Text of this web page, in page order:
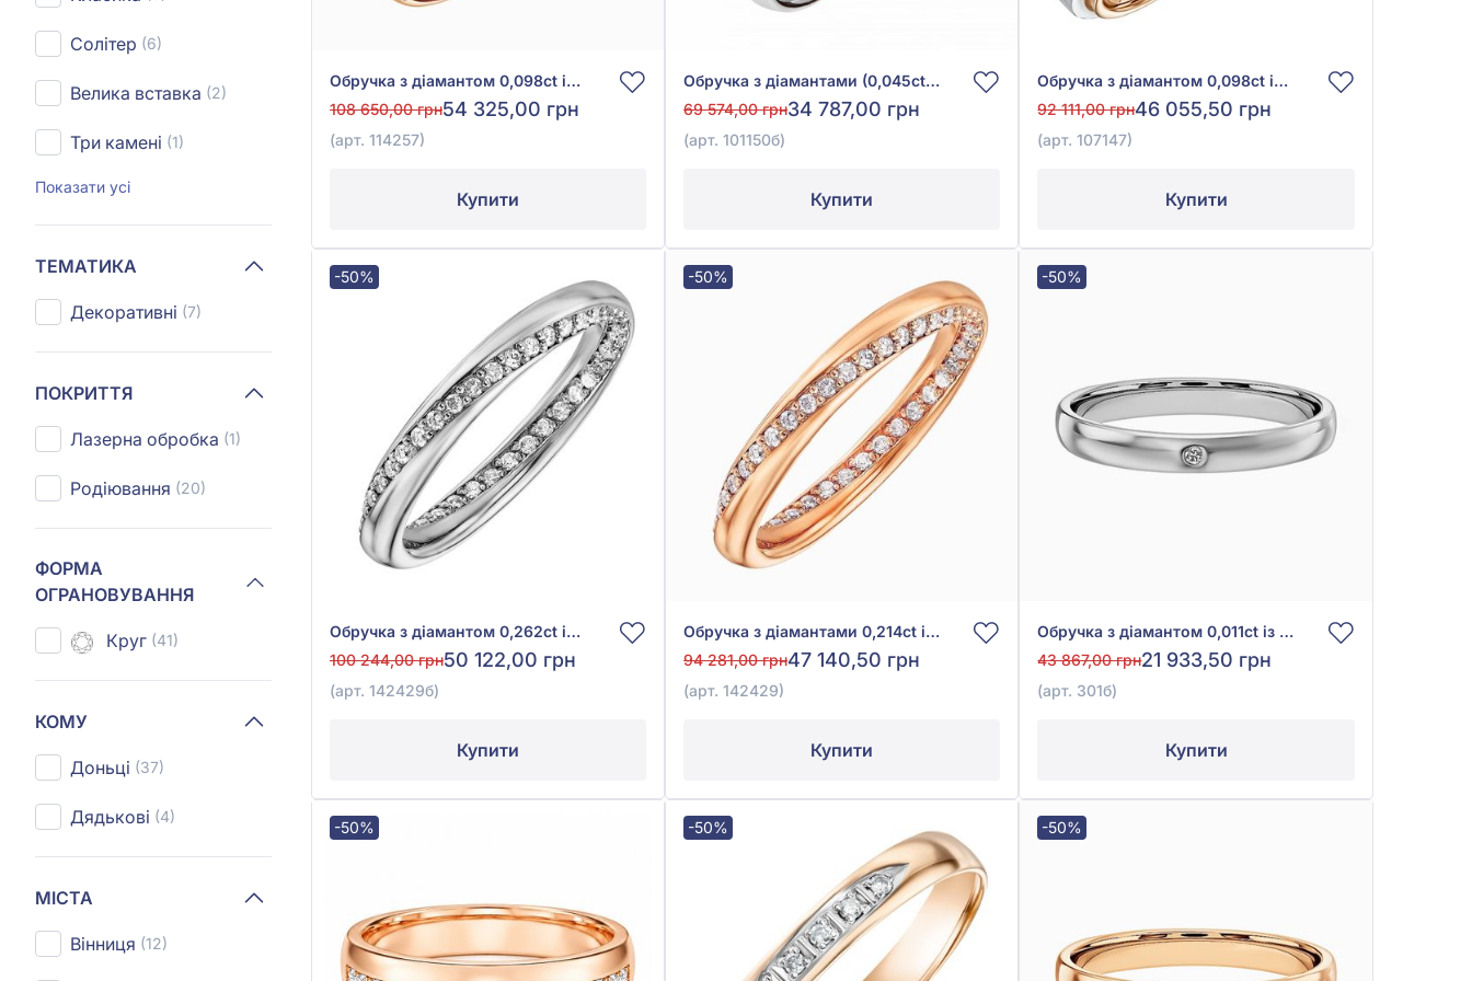
Солітер (6)
Велика вставка (2)
Три камені (1)
Показати усі
ТЕМАТИКА
Декоративні (7)
ПОКРИТТЯ
Лазерна обробка (1)
Родіювання (20)
ФОРМА
ОГРАНОВУВАННЯ
Круг (41)
КОМУ
Доньці (37)
Дядькові (4)
МІСТА
Вінниця (12)
Обручка з діамантом 0,098ct із червоного золота 585°, арт. 114257
108 650,00 грн54 325,00 грн
(арт. 114257)
Купити
Обручка з діамантами (0,045ct) із білого золота 585°, арт. 101150б
69 574,00 грн34 787,00 грн
(арт. 101150б)
Купити
Обручка з діамантом 0,098ct із червоно-білого золота 585°, арт. 107147
92 111,00 грн46 055,50 грн
(арт. 107147)
Купити
-50%
Обручка з діамантом 0,262ct із білого золота 585°, арт. 142429б
100 244,00 грн50 122,00 грн
(арт. 142429б)
Купити
-50%
Обручка з діамантами 0,214ct із червоного золота 585°, арт. 142429
94 281,00 грн47 140,50 грн
(арт. 142429)
Купити
-50%
Обручка з діамантом 0,011ct із білого золота 585°, арт. 301б
43 867,00 грн21 933,50 грн
(арт. 301б)
Купити
-50% -50% -50%